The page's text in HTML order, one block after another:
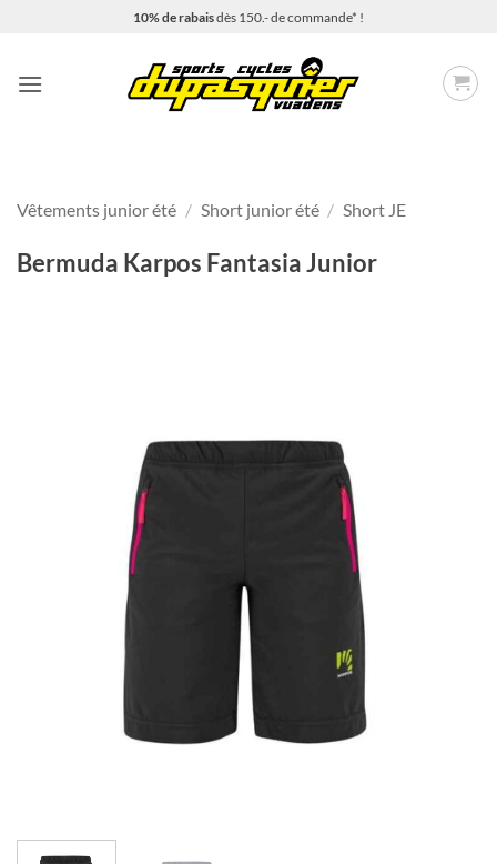
10% de rabaisdès 150.- de commande* !
Vêtements junior été / Short junior été / Short JE
Bermuda Karpos Fantasia Junior